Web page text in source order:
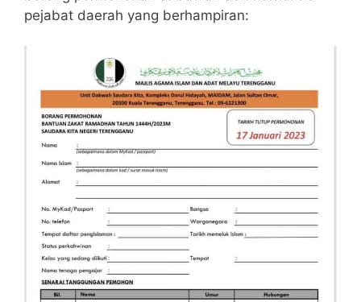
pejabat daerah yang berhampiran: